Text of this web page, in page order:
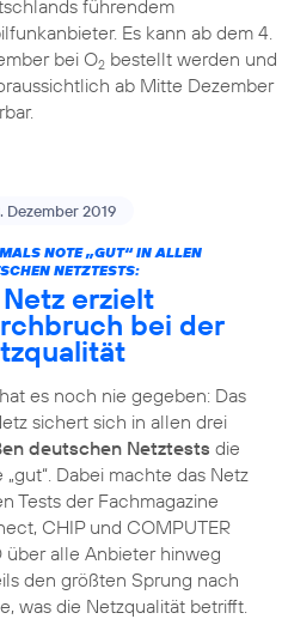
führendem
Es kann ab dem 4.
bei O2bestellt werden und
ab Mitte Dezember
Dezember 2019
NOTE „GUT“ IN ALLEN
NETZTESTS:
Netz erzielt
bei der
es noch nie gegeben: Das
sichert sich in allen drei
deutschen Netztests die
„gut“. Dabei machte das Netz
Tests der Fachmagazine
CHIP und COMPUTER
über alle Anbieter hinweg
den größten Sprung nach
was die Netzqualität betrifft.